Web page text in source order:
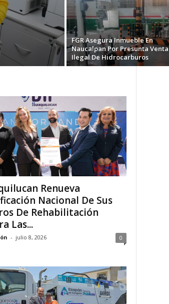
FGR Asegura Inmueble En
Naucalpan Por Presunta Venta
Ilegal De Hidrocarburos
Renueva
Nacional De Sus
De Rehabilitación
Las...
- julio 8, 2026 0